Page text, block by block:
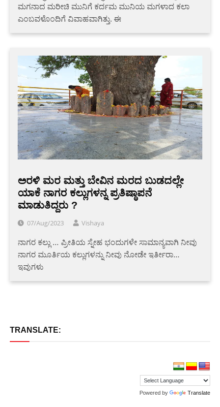
ಮಗನಾದ ಮರೀಚಿ ಮುನಿಗೆ ಕರ್ದಮ ಮುನಿಯ ಮಗಳಾದ ಕಲಾ
ಎಂಬವಳೊಂದಿಗೆ ವಿವಾಹವಾಗಿತ್ತು. ಈ
ಅರಳಿ ಮರ ಮತ್ತು ಬೇವಿನ ಮರದ ಬುಡದಲ್ಲೇ
ಯಾಕೆ ನಾಗರ ಕಲ್ಲುಗಳನ್ನ ಪ್ರತಿಷ್ಠಾಪನೆ
ಮಾಡುತಿದ್ದರು ?
07/Aug/2023 Vishaya
ನಾಗರ ಕಲ್ಲು … ಪ್ರೀತಿಯ ಸ್ನೇಹ ಭಂದುಗಳೇ ಸಾಮಾನ್ಯವಾಗಿ ನೀವು
ನಾಗರ ಮೂರ್ತಿಯ ಕಲ್ಲುಗಳನ್ನು ನೀವು ನೋಡೇ ಇರ್ತೀರಾ…
ಇವುಗಳು
TRANSLATE:
Powered by Translate